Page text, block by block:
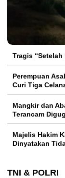
Tragis
Perempuan
Curi Tiga
Mangkir dan
Terancam
Majelis Hakim
Dinyatakan
TNI & POLRI